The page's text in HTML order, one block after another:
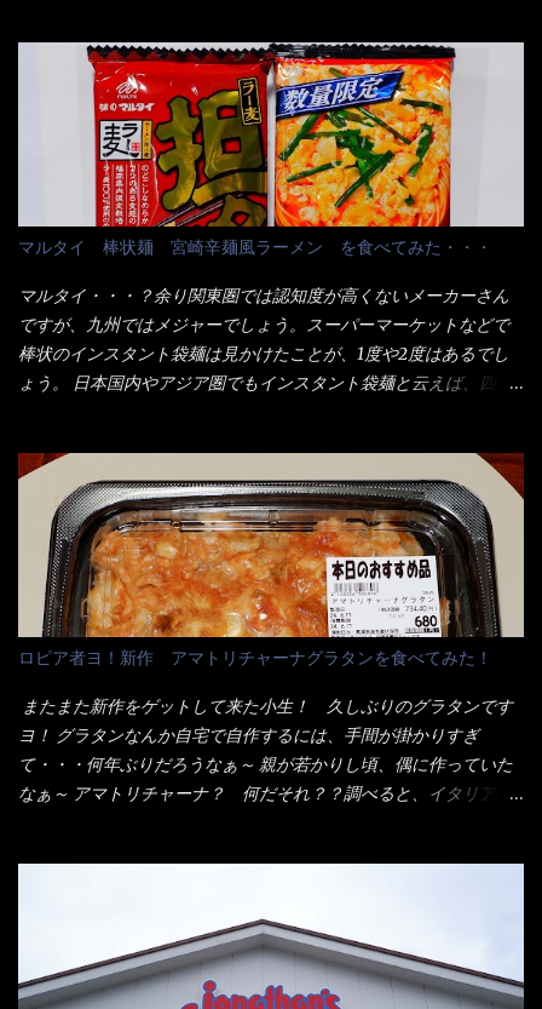
1280円と云った感じです。 で私は幾らで、メガドンキでゲットし
たかって？ それは非常に言いづらい・・・色々と各方面へ忖度し
て、激安だったとだけ申し上げましょう。 早速1袋を大釜で茹で～
ハイ、約15分ほど茹で上げた状態です。 当家には、高齢者がいる
ので少し柔らかく・・・ 茹で上がった饂飩は、お店の饂飩に比べ
＜細い＞です。 どちらかと云えば、稲庭饂飩的な太さですね。 さ
てこれを、どの様に食べるか？ 長葱無かったので、玉葱を刻んで
八王子ラーメン風月見つけうどん！ 冷やし釜あげうどん～です。
汁つゆと長葱に山葵です。 これでツルツル～と頂きました。 良い
じゃないか～...
当している。 まずはこれを見て欲しい！ カウンターに置かれた＜
お皿＞である。 直ぐに気づいたでしょう！ 何かキャベツが山じ
ゃないか！？ ハイ、山です。 これが標準なのです。 普通のとん
かつ屋のキャベツと比べたら、10人前ほどあるか？ 値段的には、
メイン（主流は1,000超）＋定食セット350円程と値段的には、そ
れ程では安い訳でも無いが、客足が絶えない人気店である。 そん
なメニューのなかで、リーズナブルで頂ける＜映え＞るメニュー
が＜カツカレー＞だ！ これです。 当時1,000円税込だった
が・・・今も変わらないと思うけど・・・ これが出てくると、カ
ウンター中からOH～と声が飛ぶ！ 写真は、キャベツ少なめでお願
いしています。 皿のサイズは、直径30cmほどあります。 そこに
ドカ盛のキャベツと御飯にカレーがかかっています。 カレーは辛
ンとした厚さのあるトンカツです。 それも揚げたての熱々です。
これを難なく完食出来なければ、漢では無い！と云っても過言で
はないだろう。 この他も、兎に角ボリューム満点で＜薄カツ＞と
呼ばれるメニューは、トンカツが2枚重ねて出てくるだ！ 1枚が薄
いから、2枚乗せにしたらしいけど・・・
マルタイ 棒状麺 宮崎辛麺風ラーメン を食べてみた・・・
マルタイ・・・？余り関東圏では認知度が高くないメーカーさん
ですが、九州ではメジャーでしょう。スーパーマーケットなどで
棒状のインスタント袋麺は見かけたことが、1度や2度はあるでし
ょう。 日本国内やアジア圏でもインスタント袋麺と云えば、四角
イ棒状ラーメンを、OKストアで見かけ思わず手に取って買い物篭
へ 坦々まぜそばと＜数量限定＞宮崎辛麺風ラーメン オーッといき
なり私の胃袋をグサッと・・・・ 棒状インスタントラーメンの
デビューが決まりました。 か・ら・め・ん・辛麺！ 宮崎辛麺は
チャルメラや日清からも出されている、辛口のラーメンじゃ
ん！！ 酸っぱくしたら、酸辣湯麺？なんてね。 よし今日のサラ
メシは、宮崎辛麺にしよう！ それではまず袋を開けると・・・ な
んだか紙に巻かれた棒状の麺が二束、調味油と粉末スープ！ やは
り見慣れない姿・・・何だかチョッと高級感的な・・・だって透
明なトレイに並んだ棒状麺なんて見慣れないからねぇ～（コスト
がかかる） 袋の裏側を見ると、韮とか卵の用意を勧めている。
それなばらと冷蔵庫にあった、黒豆モヤシ・韮・生卵を用意しま
け、韮の葉の部分をドサッと乗せて調味油を入れて完成です。 ど
うでしょう？ 見た目 Goodデザイン賞じゃない！？ 笑 マルタ
イのHPを見ると・・・（引用） めんは、ノンフライ・ノンスチー
ロピア者ヨ！新作 アマトリチャーナグラタンを食べてみた！
またまた新作をゲットして来た小生！ 久しぶりのグラタンです
ヨ！ グラタンなんか自宅で自作するには、手間が掛かりすぎ
て・・・何年ぶりだろうなぁ～ 親が若かりし頃、偶に作っていた
なぁ～ アマトリチャーナ？ 何だそれ？？調べると、イタリア語
ブン皿で焼いて、大凡の目安で小分けにしているようで、パック
をよーく見たら表面のチーズの乗り具合に結構な差が出てい
た・・・チーズに焦げ目が付いているのを、しっかり確認し買う